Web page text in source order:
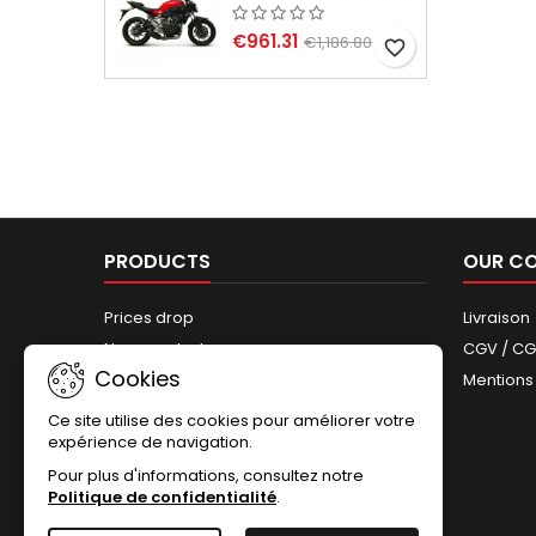
€961.31 €1,186.80 favorite_border
PRODUCTS
Prices drop
New products
Best sales
Sitemap
OUR
Livraison
CGV /
Cookies
Ce site utilise des cookies pour améliorer votre
expérience de navigation.
Pour plus d'informations, consultez notre
Politique de confidentialité.